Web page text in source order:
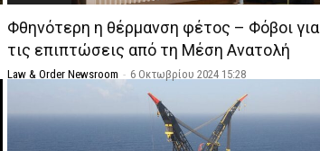
Φθηνότερη η θέρμανση φέτος – Φόβοι για
τις επιπτώσεις από τη Μέση Ανατολή
Law & Order Newsroom - 6 Οκτωβρίου 2024 15:28